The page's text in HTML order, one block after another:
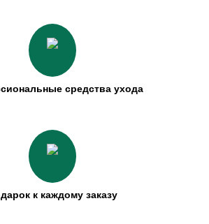
средства ухода
к каждому заказу